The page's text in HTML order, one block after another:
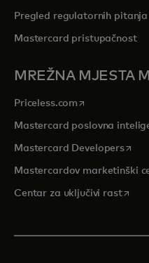
Pregled regulatornih pitanja
Mastercard pristupačnost
MREŽNA MJESTA
Priceless.com opens in a new
Mastercard poslovna
Mastercard Developers
Mastercardov marketinški
Centar za uključivi rast